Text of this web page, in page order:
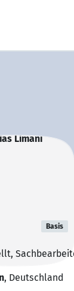
Basis
, Deutschland